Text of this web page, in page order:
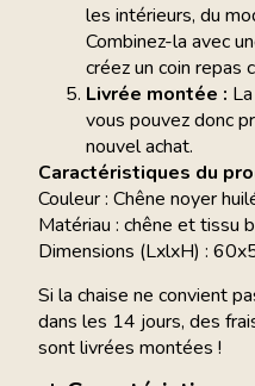
les intérieurs, du
Combinez-la avec
créez un coin repas
Livrée montée :
vous pouvez donc
nouvel achat.
Caractéristiques du
Couleur : Chêne noyer
Matériau : chêne et tissu
Dimensions (LxlxH) :
Si la chaise ne convient
dans les 14 jours, des
sont livrées montées !